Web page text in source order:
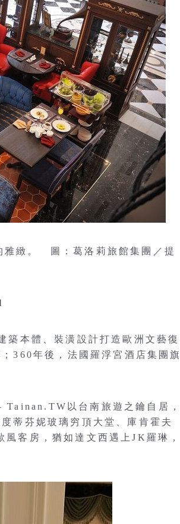
雅緻。 圖：葛洛莉旅館集團／提
築本體、裝潢設計打造歐洲文藝復
360年後，法國羅浮宮酒店集團旗
以台南旅遊之鑰自居，
蒂芬妮玻璃穷頂大堂、庫肯霍夫
客房，猶如達文西遇上JK羅琳，